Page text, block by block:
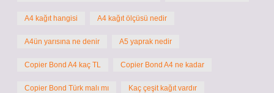
A4 kağıt hangisi A4 kağıt ölçüsü nedir
A4ün yarısına ne denir A5 yaprak nedir
Copier Bond A4 kaç TL Copier Bond A4 ne kadar
Copier Bond Türk malı mı Kaç çeşit kağıt vardır